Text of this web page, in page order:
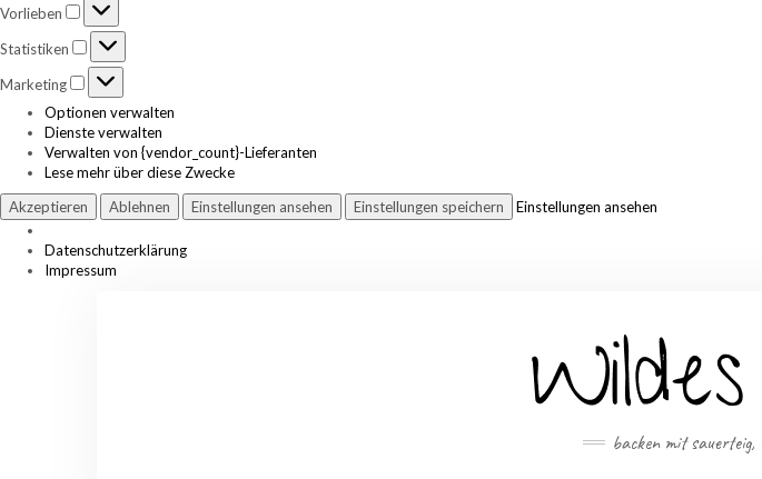
Vorlieben
Vorlieben
Statistiken Statistiken
Marketing
Marketing
Optionen verwalten
Dienste verwalten
Verwalten von {vendor_count}-Lieferanten
Lese mehr über diese Zwecke
Akzeptieren
Ablehnen Einstellungen ansehen Einstellungen speichern Einstellungen ansehen
Datenschutzerklärung
Impressum
backen mit